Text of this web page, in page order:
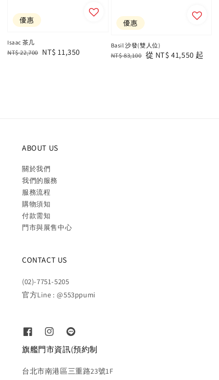
優惠
Isaac 茶几
Regular
NT$ 22,700 Sale
NT$ 11,350
優惠
Basil 沙發(雙人位)
Regular
NT$ 83,100 Sale
從 NT$ 41,550 起
ABOUT US
關於我們
我們的服務
服務流程
購物須知
付款需知
門市與展售中心
CONTACT US
(02)-7751-5205
官方Line : @553ppumi
旗艦門市資訊(預約制
台北市南港區三重路23號1F